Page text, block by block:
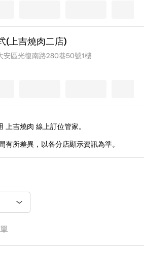
(上吉燒肉二店)
安區光復南路280巷50號1樓
上吉燒肉 線上訂位管家。
有所差異，以各分店顯示資訊為準。